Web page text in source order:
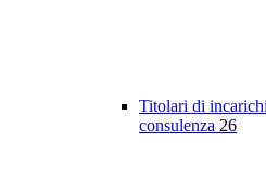
Titolari di
consulenza 26